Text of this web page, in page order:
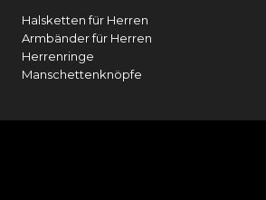
Halsketten für Herren
Armbänder für Herren
Herrenringe
Manschettenknöpfe